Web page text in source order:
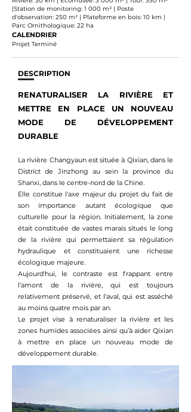
|Station de monitoring: 1 000 m² | Poste
d'observation: 250 m² | Plateforme en bois: 10 km |
Parc Ornithologique: 22 ha
CALENDRIER
Projet Terminé
DESCRIPTION
RENATURALISER LA RIVIÈRE ET
METTRE EN PLACE UN NOUVEAU
MODE DE DÉVELOPPEMENT
DURABLE
La rivière Changyaun est située à Qixian, dans le
District de Jinzhong au sein la province du
Shanxi, dans le centre-nord de la Chine.
Elle constitue l'axe majeur du projet du fait de
son importance autant écologique que
culturelle pour la région. Initialement, la zone
était constituée de vastes marais situés le long
de la rivière qui permettaient sa régulation
hydraulique et constituaient une richesse
écologique majeure.
Aujourd'hui, le contraste est frappant entre
l’amont de la rivière, qui est toujours
relativement préservé, et l’aval, qui est asséché
au moins quatre mois par an.
Le projet vise à renaturaliser la rivière et les
zones humides associées ainsi qu’à aider Qixian
à mettre en place un nouveau mode de
développement durable.